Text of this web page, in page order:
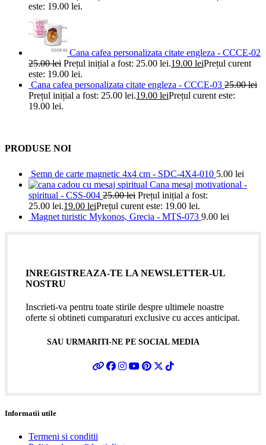
este: 19.00 lei.
Cana cafea personalizata citate engleza - CCCE-02
25.00lei Prețul inițial a fost: 25.00 lei.19.00 leiPrețul curent
este: 19.00 lei.
Cana cafea personalizata citate engleza - CCCE-03 25.00lei
Prețul inițial a fost: 25.00 lei.19.00 leiPrețul curent este:
19.00 lei.
PRODUSE NOI
Semn de carte magnetic 4x4 cm - SDC-4X4-010 5.00 lei
Cana mesaj motivational -
spiritual - CSS-004 25.00lei Prețul inițial a fost:
25.00 lei.19.00 leiPrețul curent este: 19.00 lei.
Magnet turistic Mykonos, Grecia - MTS-073 9.00 lei
INREGISTREAZA-TE LA NEWSLETTER-UL
NOSTRU
Inscrieti-va pentru toate stirile despre ultimele noastre
oferte si obtineti cumparaturi exclusive cu acces anticipat.
SAU URMARITI-NE PE SOCIAL MEDIA
Informatii utile
Termeni si conditii